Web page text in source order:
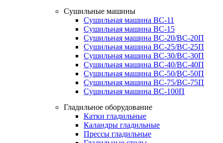
Сушильные машины
Сушильная машина ВС-11
Сушильная машина ВС-15
Сушильная машина ВС-20/ВС-20П
Сушильная машина ВС-25/ВС-25П
Сушильная машина ВС-30/ВС-30П
Сушильная машина ВС-40/ВС-40П
Сушильная машина ВС-50/ВС-50П
Сушильная машина ВС-75/ВС-75П
Сушильная машина ВС-100П
Гладильное оборудование
Катки гладильные
Каландры гладильные
Прессы гладильные